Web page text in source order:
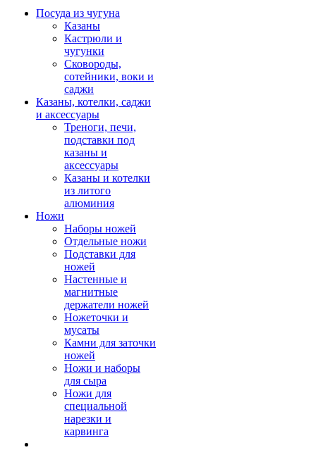
Посуда из чугуна
Казаны
Кастрюли и
чугунки
Сковороды,
сотейники, воки и
саджи
Казаны, котелки, саджи
и аксессуары
Треноги, печи,
подставки под
казаны и
аксессуары
Казаны и котелки
из литого
алюминия
Ножи
Наборы ножей
Отдельные ножи
Подставки для
ножей
Настенные и
магнитные
держатели ножей
Ножеточки и
мусаты
Камни для заточки
ножей
Ножи и наборы
для сыра
Ножи для
специальной
нарезки и
карвинга